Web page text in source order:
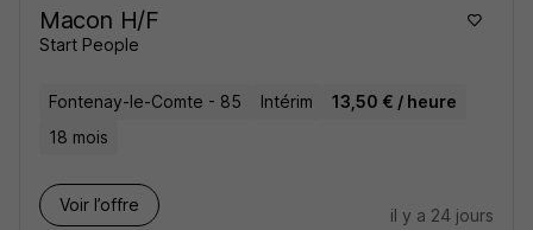
Macon H/F
Start People
Fontenay-le-Comte - 85 Intérim
13,50 € / heure
18 mois
Voir l’offre
il y a 24 jours